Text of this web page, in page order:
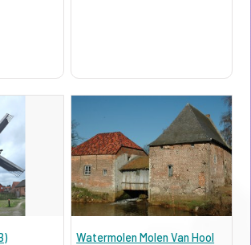
Watermolen Molen Van Hool